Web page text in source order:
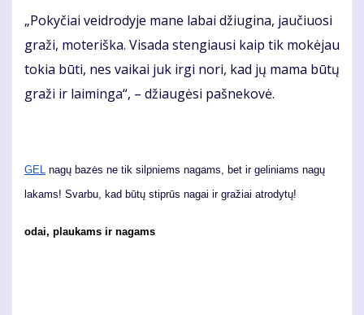
„Po­ky­čiai veid­ro­dy­je ma­ne la­bai džiu­gi­na, jau­čiuo­si
gra­ži, mo­te­riš­ka. Vi­sa­da sten­giau­si kaip tik mo­kė­jau
to­kia bū­ti, nes vai­kai juk ir­gi no­ri, kad jų ma­ma bū­tų
gra­ži ir lai­min­ga“, – džiau­gė­si pa­šne­ko­vė.
GEL nagų bazės ne tik silpniems nagams, bet ir geliniams nagų
lakams! Svarbu, kad būtų stiprūs nagai ir gražiai atrodytų!
odai, plaukams ir nagams